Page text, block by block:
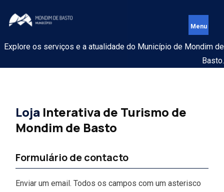
Explore os serviços e a atualidade do Município de Mondim de
Basto.
Loja Interativa de Turismo de
Mondim de Basto
Formulário de contacto
Enviar um email. Todos os campos com um asterisco